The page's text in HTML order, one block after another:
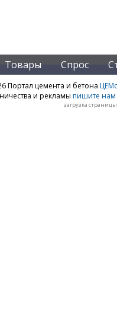
Товары Спрос
Портал цемента и бетона
и рекламы пишите нам
загрузка